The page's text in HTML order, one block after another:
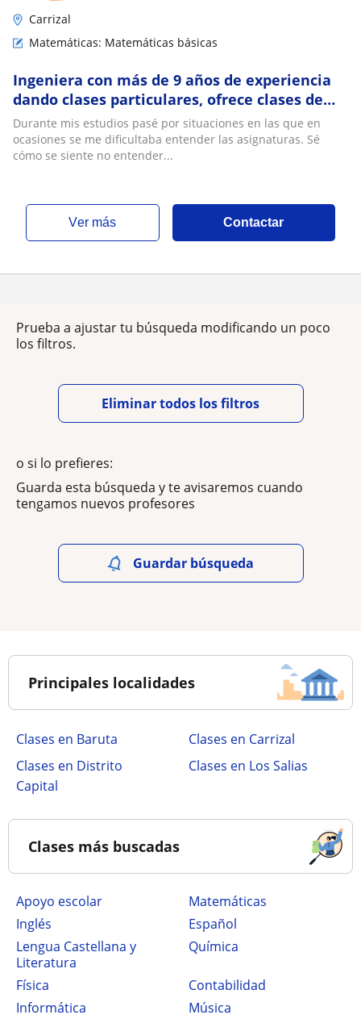
Carrizal
Matemáticas: Matemáticas básicas
Ingeniera con más de 9 años de experiencia
dando clases particulares, ofrece clases de
matemáticas de bachillerato y primaria
Durante mis estudios pasé por situaciones en las que en
ocasiones se me dificultaba entender las asignaturas. Sé
cómo se siente no entender...
ver más Contactar
Prueba a ajustar tu búsqueda modificando un poco
los filtros.
Eliminar todos los filtros
o si lo prefieres:
Guarda esta búsqueda y te avisaremos cuando
tengamos nuevos profesores
Guardar búsqueda
Principales localidades
Clases en Baruta
Clases en Carrizal
Clases en Distrito
Capital
Clases en Los Salias
Clases más buscadas
Apoyo escolar
Matemáticas
Inglés
Español
Lengua Castellana y
Literatura
Química
Física
Contabilidad
Informática
Música